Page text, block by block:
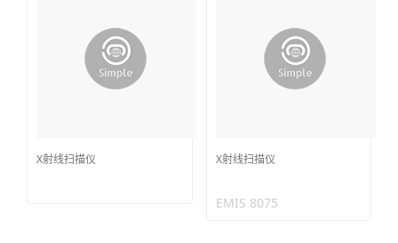
X射线扫描仪 X射线扫描仪
EMIS 8075